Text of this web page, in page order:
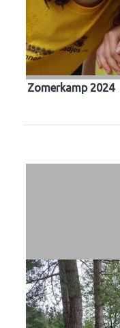
Zomerkamp 2024